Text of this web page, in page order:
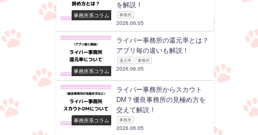
事務所系コラム
を解説！
事務所
2026.06.05
事務所系コラム
ライバー事務所の還元率とは？
アプリ毎の違いも解説！
還元率 事務所
2026.06.05
事務所系コラム
ライバー事務所からスカウト
DM？優良事務所の見極め方を
交えて解説！
事務所
2026.06.05